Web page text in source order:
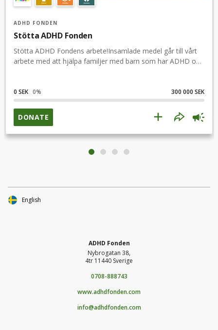
ADHD FONDEN
Stötta ADHD Fonden
Stötta ADHD Fondens arbete!Insamlade medel går till vårt
arbete med att hjälpa familjer med barn som har ADHD och
stöd!Stötta insamlingen enkelt med swish eller kort, företag
kan använda faktura.Dela enkelt insamlingen i dina egna
sociala medier för ännu mer support.Följ och få
uppdateringar hur insamlingen går.
0 SEK 0% 300 000 SEK
DONATE
ADHD Fonden
Nybrogatan 38,
4tr 11440 Sverige
0708-888743
www.adhdfonden.com
info@adhdfonden.com
English